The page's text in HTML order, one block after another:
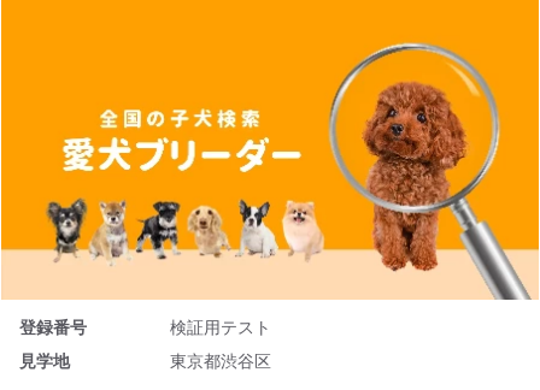
登録番号
検証用テスト
見学地
東京都渋谷区